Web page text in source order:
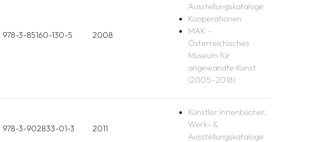
978-3-85160-130-5 2008
Ausstellungskataloge
Kooperationen
MAK –
Österreichisches
Museum für
angewandte Kunst
(2005–2018)
978-3-902833-01-3 2011
Künstler:innenbücher,
Werk- &
Ausstellungskataloge